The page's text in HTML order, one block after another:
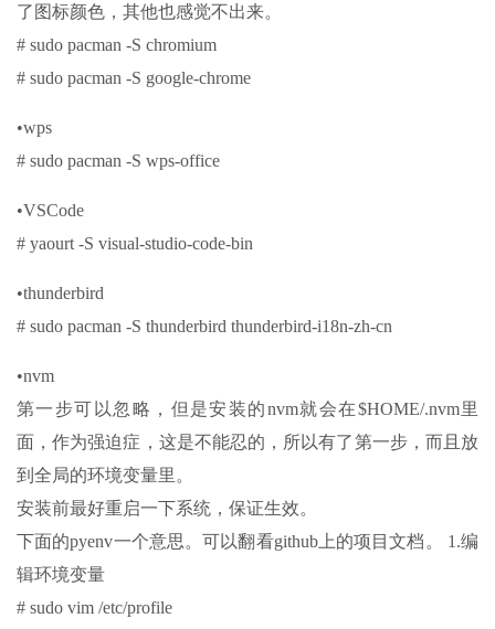
了图标颜色，其他也感觉不出来。
# sudo pacman -S chromium
# sudo pacman -S google-chrome
•wps
# sudo pacman -S wps-office
•VSCode
# yaourt -S visual-studio-code-bin
•thunderbird
# sudo pacman -S thunderbird thunderbird-i18n-zh-cn
•nvm
第一步可以忽略，但是安装的nvm就会在$HOME/.nvm里
面，作为强迫症，这是不能忍的，所以有了第一步，而且放
到全局的环境变量里。
安装前最好重启一下系统，保证生效。
下面的pyenv一个意思。可以翻看github上的项目文档。 1.编
辑环境变量
# sudo vim /etc/profile